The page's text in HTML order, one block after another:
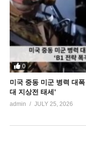
0
미국 중동 미군 병력 대
대 지상전 태세’
admin JULY 25, 2026